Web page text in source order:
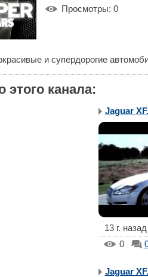
Просмотры: 0
и супердорогие
этого канала:
Jaguar
13 г. назад
0
Jaguar